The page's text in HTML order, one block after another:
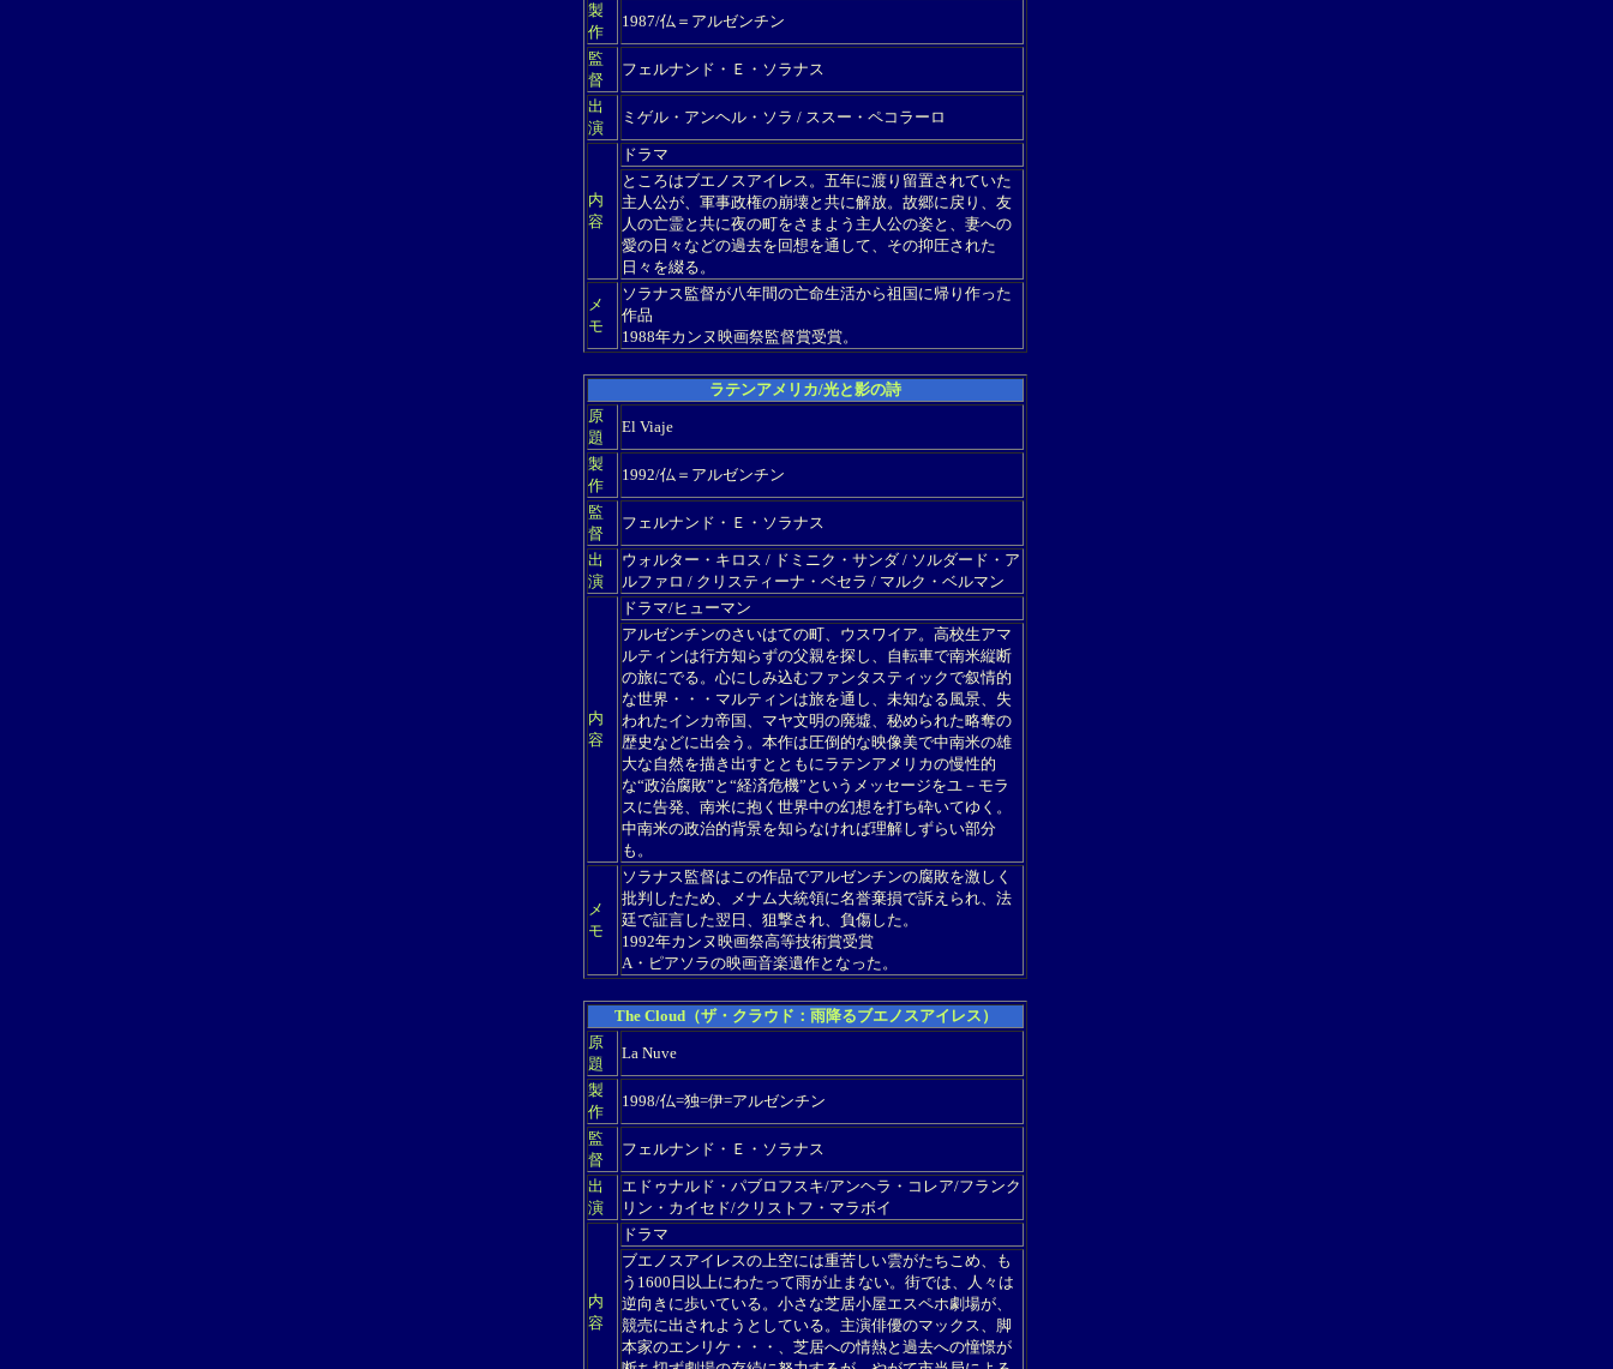
製
作
1987/仏＝アルゼンチン
監
督
フェルナンド・Ｅ・ソラナス
出
演
ミゲル・アンヘル・ソラ / ススー・ペコラーロ
内
容
ドラマ
ところはブエノスアイレス。五年に渡り留置されていた
主人公が、軍事政権の崩壊と共に解放。故郷に戻り、友
人の亡霊と共に夜の町をさまよう主人公の姿と、妻への
愛の日々などの過去を回想を通して、その抑圧された
日々を綴る。
メ
モ
ソラナス監督が八年間の亡命生活から祖国に帰り作った
作品
1988年カンヌ映画祭監督賞受賞。
ラテンアメリカ/光と影の詩
原
題
El Viaje
製
作
1992/仏＝アルゼンチン
監
督
フェルナンド・Ｅ・ソラナス
出
演
ウォルター・キロス / ドミニク・サンダ / ソルダード・ア
ルファロ / クリスティーナ・ベセラ / マルク・ベルマン
内
容
ドラマ/ヒューマン
アルゼンチンのさいはての町、ウスワイア。高校生アマ
ルティンは行方知らずの父親を探し、自転車で南米縦断
の旅にでる。心にしみ込むファンタスティックで叙情的
な世界・・・マルティンは旅を通し、未知なる風景、失
われたインカ帝国、マヤ文明の廃墟、秘められた略奪の
歴史などに出会う。本作は圧倒的な映像美で中南米の雄
大な自然を描き出すとともにラテンアメリカの慢性的
な“政治腐敗”と“経済危機”というメッセージをユ－モラ
スに告発、南米に抱く世界中の幻想を打ち砕いてゆく。
中南米の政治的背景を知らなければ理解しずらい部分
も。
メ
モ
ソラナス監督はこの作品でアルゼンチンの腐敗を激しく
批判したため、メナム大統領に名誉棄損で訴えられ、法
廷で証言した翌日、狙撃され、負傷した。
1992年カンヌ映画祭高等技術賞受賞
A・ピアソラの映画音楽遺作となった。
The Cloud（ザ・クラウド：雨降るブエノスアイレス）
原
題
La Nuve
製
作
1998/仏=独=伊=アルゼンチン
監
督
フェルナンド・Ｅ・ソラナス
出
演
エドゥナルド・パブロフスキ/アンヘラ・コレア/フランク
リン・カイセド/クリストフ・マラボイ
内
容
ドラマ
ブエノスアイレスの上空には重苦しい雲がたちこめ、も
う1600日以上にわたって雨が止まない。街では、人々は
逆向きに歩いている。小さな芝居小屋エスペホ劇場が、
競売に出されようとしている。主演俳優のマックス、脚
本家のエンリケ・・・、芝居への情熱と過去への憧憬が